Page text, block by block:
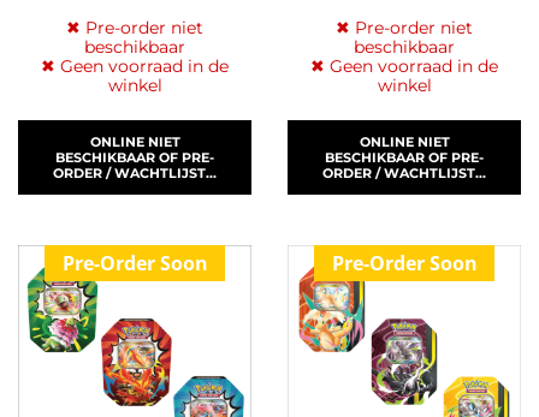
✖ Pre-order niet
beschikbaar
✖ Geen voorraad in de
winkel
ONLINE NIET
BESCHIKBAAR OF PRE-
ORDER / WACHTLIJST...
✖ Pre-order niet
beschikbaar
✖ Geen voorraad in de
winkel
ONLINE NIET
BESCHIKBAAR OF PRE-
ORDER / WACHTLIJST...
Pre-Order Soon Pre-Order Soon